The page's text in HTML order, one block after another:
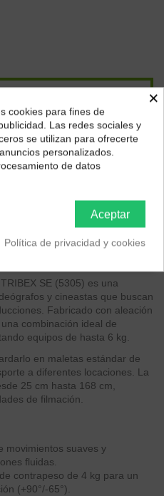
cuotas
total adeudado
SE (5305) es una
y cineastas que buscan
Fabricado con aleación
combinación ideal de
equipos de hasta 6 kg.
en maletas estándar de
a diferentes locaciones. La
25 cm hasta 168 cm,
de filmación.
movimientos suaves y
fluidas.
contrapeso de 4 kg para un
(+90°/-65°).
tu pedido?
mostrarte los precios e
para tu región.
×
cookies para fines de
Las redes sociales y
se utilizan para ofrecerte
personalizados.
de datos
Aceptar
Política de privacidad y cookies